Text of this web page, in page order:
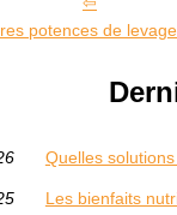
potences de
Quelles
Les bienfaits